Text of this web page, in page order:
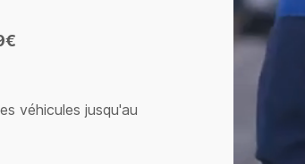
véhicules jusqu'au